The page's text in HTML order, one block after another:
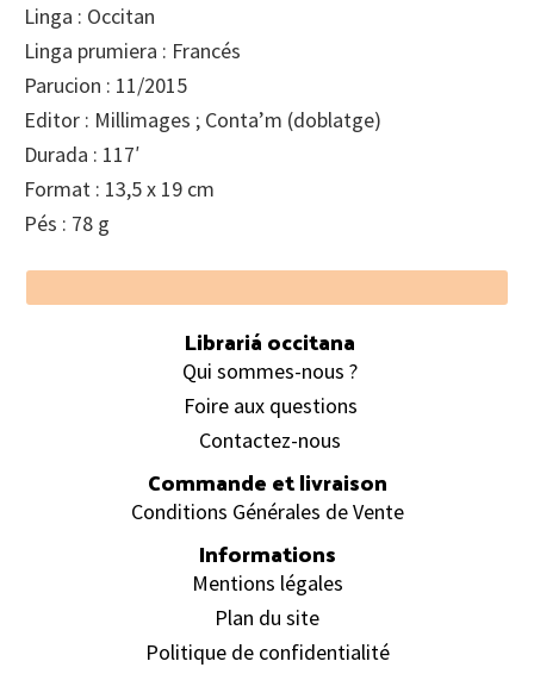
Linga : Occitan
Linga prumiera : Francés
Parucion : 11/2015
Editor : Millimages ; Conta’m (doblatge)
Durada : 117′
Format : 13,5 x 19 cm
Pés : 78 g
Footer
Librariá occitana
Qui sommes-nous ?
Foire aux questions
Contactez-nous
Commande et livraison
Conditions Générales de Vente
Informations
Mentions légales
Plan du site
Politique de confidentialité